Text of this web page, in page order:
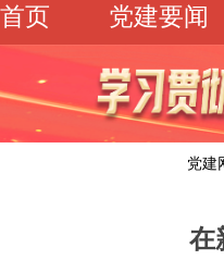
首页 党建要闻
学习
机关党建
校园
党建
在